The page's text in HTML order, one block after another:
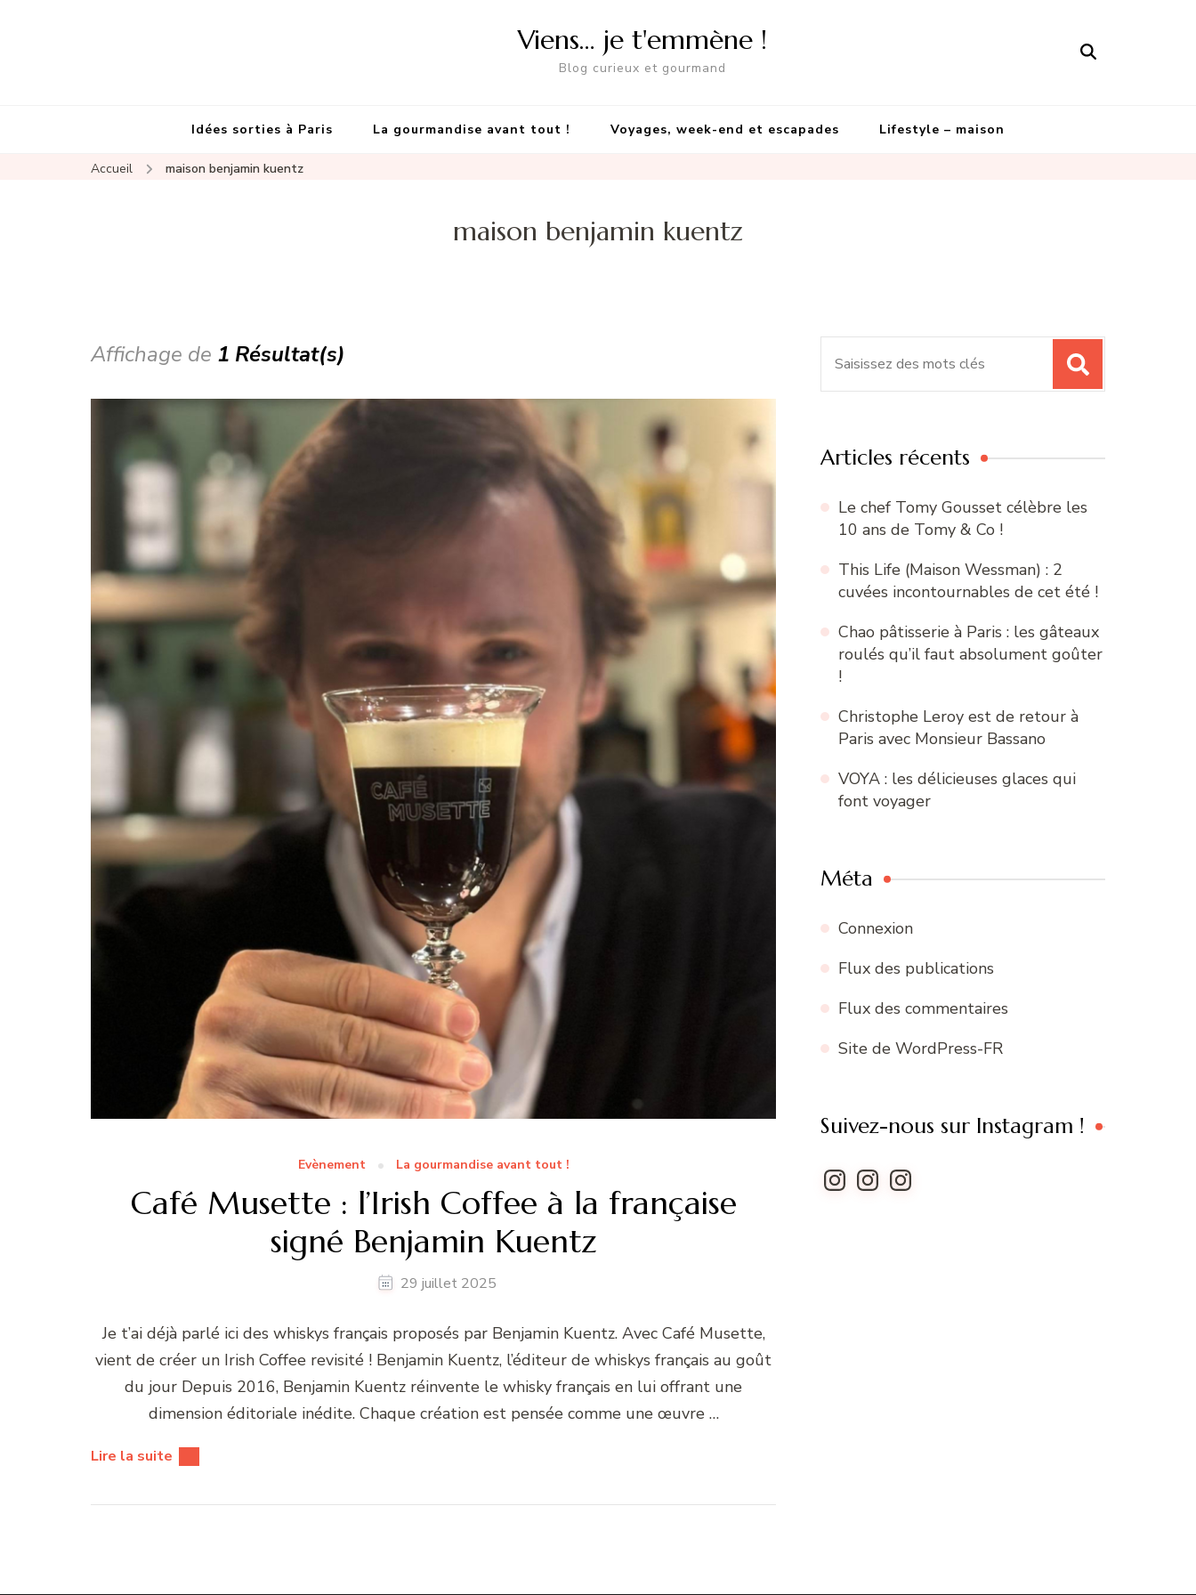
Viens… je t'emmène !
Blog curieux et gourmand
Idées sorties à Paris La gourmandise avant tout ! Voyages, week-end et escapades Lifestyle – maison
Accueil maison benjamin kuentz
maison benjamin kuentz
Affichage de 1 Résultat(s)
Evènement La gourmandise avant tout !
Café Musette : l’Irish Coffee à la française
signé Benjamin Kuentz
29 juillet 2025
Je t’ai déjà parlé ici des whiskys français proposés par Benjamin Kuentz. Avec Café Musette,
vient de créer un Irish Coffee revisité ! Benjamin Kuentz, l’éditeur de whiskys français au goût
du jour Depuis 2016, Benjamin Kuentz réinvente le whisky français en lui offrant une
dimension éditoriale inédite. Chaque création est pensée comme une œuvre …
Lire la suite
Articles récents
Le chef Tomy Gousset célèbre les
10 ans de Tomy & Co !
This Life (Maison Wessman) : 2
cuvées incontournables de cet été !
Chao pâtisserie à Paris : les gâteaux
roulés qu’il faut absolument goûter
!
Christophe Leroy est de retour à
Paris avec Monsieur Bassano
VOYA : les délicieuses glaces qui
font voyager
Méta
Connexion
Flux des publications
Flux des commentaires
Site de WordPress-FR
Suivez-nous sur Instagram !
Instagram
InstagramInstagram